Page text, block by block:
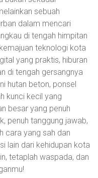
sebuah
dalam mencari
di tengah himpitan
teknologi kota
yang praktis, hiburan
di tengah gersangnya
hutan beton, ponsel
kunci kecil yang
besar yang penuh
penuh tanggung jawab,
cara yang sah dan
lain dari kehidupan kota
tetaplah waspada, dan